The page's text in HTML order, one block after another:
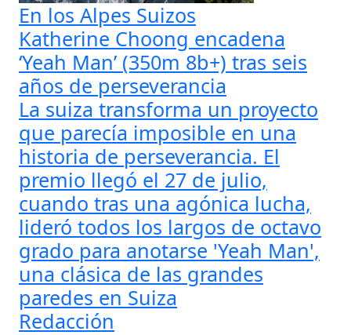
En los Alpes Suizos
Katherine Choong encadena
‘Yeah Man’ (350m 8b+) tras seis
años de perseverancia
La suiza transforma un proyecto
que parecía imposible en una
historia de perseverancia. El
premio llegó el 27 de julio,
cuando tras una agónica lucha,
lideró todos los largos de octavo
grado para anotarse 'Yeah Man',
una clásica de las grandes
paredes en Suiza
Redacción